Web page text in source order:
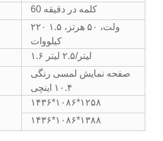
60 کلمه در دقیقه
۲۲۰ ولت، ۵۰ هرتز، ۱.۵
کیلووات
۱.۶ لیتر/۲.۵ لیتر
صفحه نمایش لمسی رنگی
۱۰.۴ اینچی
۱۴۳۶*۱۰۸۶*۱۲۵۸
۱۴۳۶*۱۰۸۶*۱۳۸۸